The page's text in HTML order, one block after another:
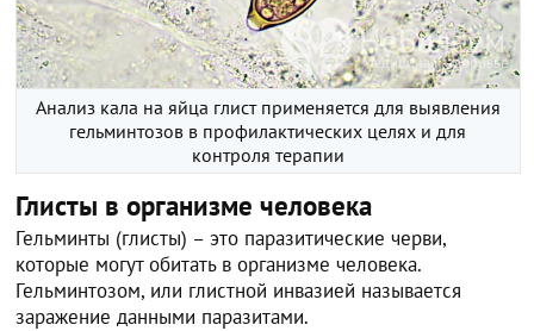
Анализ кала на яйца глист применяется для выявления
гельминтозов в профилактических целях и для
контроля терапии
Глисты в организме человека
Гельминты (глисты) – это паразитические черви,
которые могут обитать в организме человека.
Гельминтозом, или глистной инвазией называется
заражение данными паразитами.